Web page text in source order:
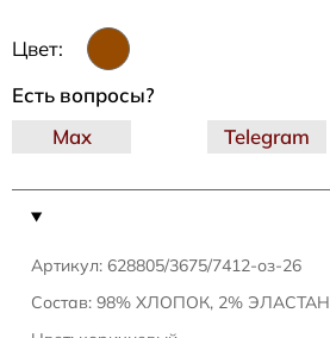
Цвет:
Артикул: 628805/3675/7412-оз-26
Состав: 98% ХЛОПОК, 2% ЭЛАСТАН
Есть вопросы?
Telegram
Max